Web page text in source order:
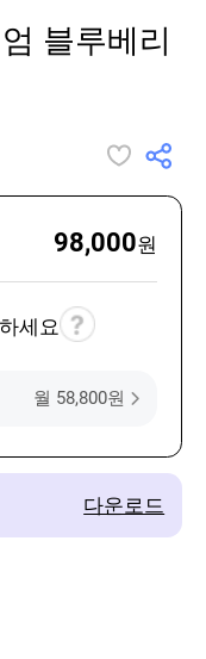
블루베리
98,000원
세요
월 58,800원